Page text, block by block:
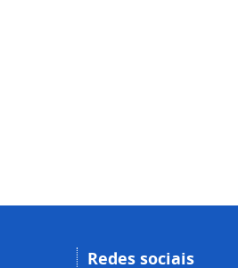
Redes sociais